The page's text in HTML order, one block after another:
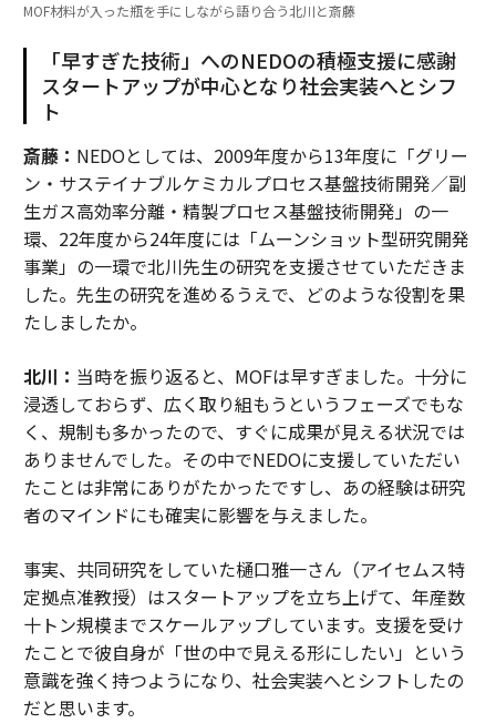
MOF材料が入った瓶を手にしながら語り合う北川と斎藤
「早すぎた技術」へのNEDOの積極支援に感謝
スタートアップが中心となり社会実装へとシフ
ト
斎藤： NEDOとしては、2009年度から13年度に「グリー
ン・サステイナブルケミカルプロセス基盤技術開発／副
生ガス高効率分離・精製プロセス基盤技術開発」の一
環、22年度から24年度には「ムーンショット型研究開発
事業」の一環で北川先生の研究を支援させていただきま
した。先生の研究を進めるうえで、どのような役割を果
たしましたか。
北川： 当時を振り返ると、MOFは早すぎました。十分に
浸透しておらず、広く取り組もうというフェーズでもな
く、規制も多かったので、すぐに成果が見える状況では
ありませんでした。その中でNEDOに支援していただい
たことは非常にありがたかったですし、あの経験は研究
者のマインドにも確実に影響を与えました。
事実、共同研究をしていた樋口雅一さん（アイセムス特
定拠点准教授）はスタートアップを立ち上げて、年産数
十トン規模までスケールアップしています。支援を受け
たことで彼自身が「世の中で見える形にしたい」という
意識を強く持つようになり、社会実装へとシフトしたの
だと思います。